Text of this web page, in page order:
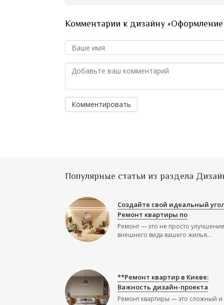
Комментарии к дизайну
Комментировать
Популярные статьи из раздела
Создайте свой идеальный
Ремонт квартиры по
Ремонт — это не просто улучшение
внешнего вида вашего жилья...
**Ремонт квартир в Киеве:
Важность дизайн-проекта
Ремонт квартиры — это сложный и